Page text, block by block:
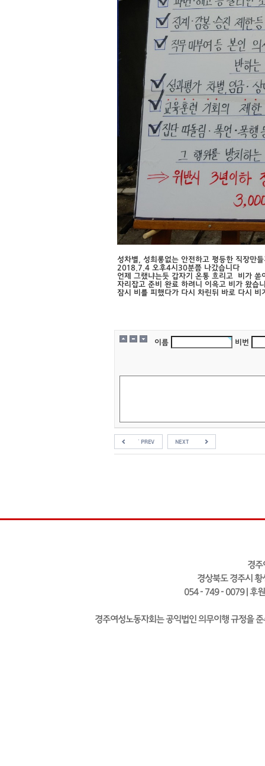
성차별, 성희롱없는 안전하고 평등한 직장만
2018.7.4 오후4시30분쯤 나갔습니다
언제 그랬냐는듯 갑자기 온통 흐리고 비가 쏟
자리잡고 준비 완료 하려니 이윽고 비가 왔습
잠시 비를 피했다가 다시 차린뒤 바로 다시
이름 비번
경주
경상북도 경주시
054 - 749 - 0079 | 후
경주여성노동자회는 공익법인 의무이행 규정을